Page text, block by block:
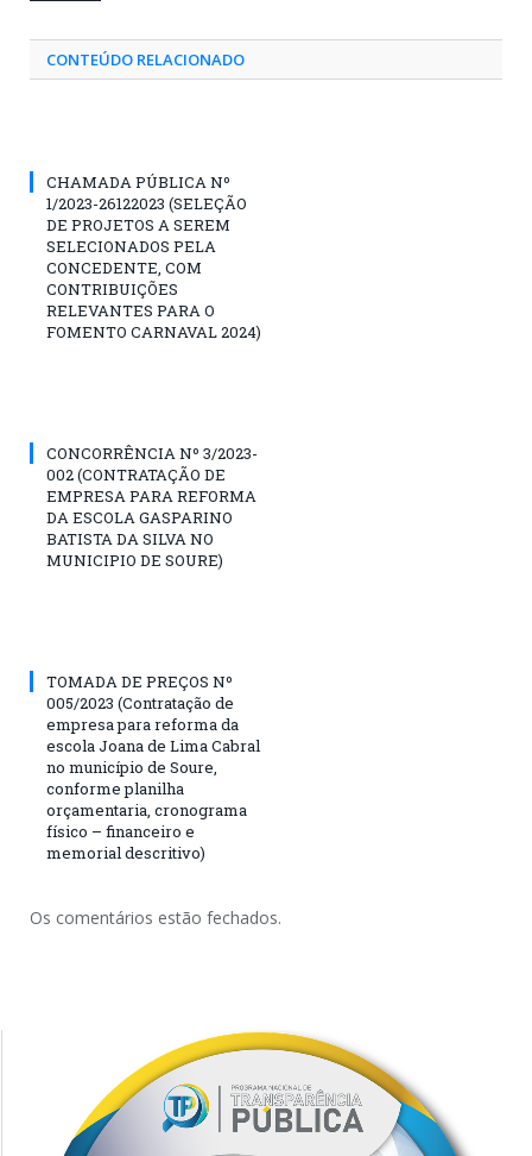
CONTEÚDO RELACIONADO
CHAMADA PÚBLICA Nº
1/2023-26122023 (SELEÇÃO
DE PROJETOS A SEREM
SELECIONADOS PELA
CONCEDENTE, COM
CONTRIBUIÇÕES
RELEVANTES PARA O
FOMENTO CARNAVAL 2024)
CONCORRÊNCIA Nº 3/2023-
002 (CONTRATAÇÃO DE
EMPRESA PARA REFORMA
DA ESCOLA GASPARINO
BATISTA DA SILVA NO
MUNICIPIO DE SOURE)
TOMADA DE PREÇOS Nº
005/2023 (Contratação de
empresa para reforma da
escola Joana de Lima Cabral
no município de Soure,
conforme planilha
orçamentaria, cronograma
físico – financeiro e
memorial descritivo)
Os comentários estão fechados.